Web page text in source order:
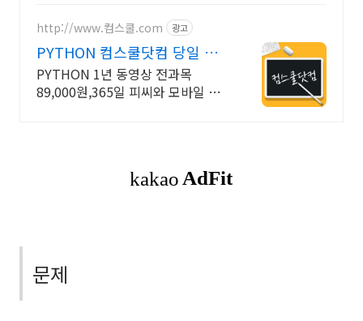
http://www.컴스쿨.com 광고
PYTHON 컴스쿨닷컴 당일 신
청&결제시 기프티콘!
PYTHON 1년 동영상 전과목
89,000원,365일 피씨와 모바일 수
문제